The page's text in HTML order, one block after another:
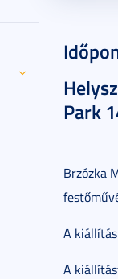
Park
Brzózka
A
A